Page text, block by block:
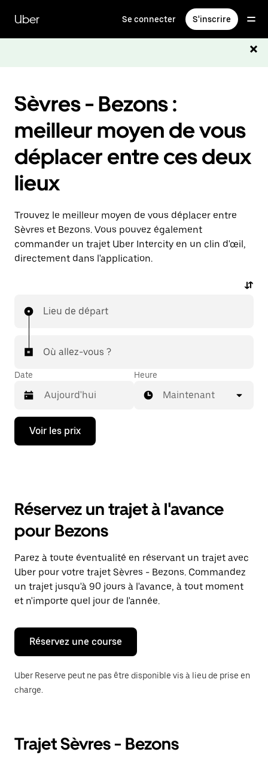
contenu
principal
Uber Se connecter S'inscrire
Sèvres - Bezons :
meilleur moyen de vous
déplacer entre ces deux
lieux
Trouvez le meilleur moyen de vous déplacer entre
Sèvres et Bezons. Vous pouvez également
commander un trajet Uber Intercity en un clin d'œil,
directement dans l'application.
Lieu de départ
Où allez-vous ?
Date
Appuyez
la
ouvrir
calendrier
et
sélectionner
une
date.
Appuyez
sur
la
Échap
pour
fermer
calendrier.
Heure
Maintenant
Voir les prix
Réservez un trajet à l'avance
pour Bezons
Parez à toute éventualité en réservant un trajet avec
Uber pour votre trajet Sèvres - Bezons. Commandez
un trajet jusqu'à 90 jours à l'avance, à tout moment
et n'importe quel jour de l'année.
Réservez une course
Uber Reserve peut ne pas être disponible vis à lieu de prise en
charge.
Trajet Sèvres - Bezons